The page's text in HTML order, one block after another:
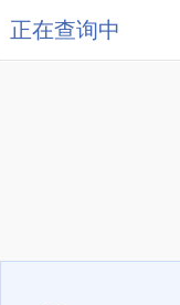
正在查询中